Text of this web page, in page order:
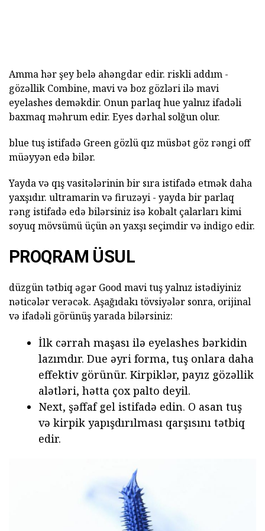
Amma hər şey belə ahəngdar edir. riskli addım -
gözəllik Combine, mavi və boz gözləri ilə mavi
eyelashes deməkdir. Onun parlaq hue yalnız ifadəli
baxmaq məhrum edir. Eyes dərhal solğun olur.
blue tuş istifadə Green gözlü qız müsbət göz rəngi off
müəyyən edə bilər.
Yayda və qış vasitələrinin bir sıra istifadə etmək daha
yaxşıdır. ultramarin və firuzəyi - yayda bir parlaq
rəng istifadə edə bilərsiniz isə kobalt çalarları kimi
soyuq mövsümü üçün ən yaxşı seçimdir və indigo edir.
PROQRAM ÜSUL
düzgün tətbiq əgər Good mavi tuş yalnız istədiyiniz
nəticələr verəcək. Aşağıdakı tövsiyələr sonra, orijinal
və ifadəli görünüş yarada bilərsiniz:
İlk cərrah maşası ilə eyelashes bərkidin
lazımdır. Due əyri forma, tuş onlara daha
effektiv görünür. Kirpiklər, payız gözəllik
alətləri, hətta çox palto deyil.
Next, şəffaf gel istifadə edin. O asan tuş
və kirpik yapışdırılması qarşısını tətbiq
edir.